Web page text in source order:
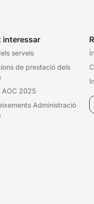
interessar
serveis
de prestació dels
AOC 2025
Administració